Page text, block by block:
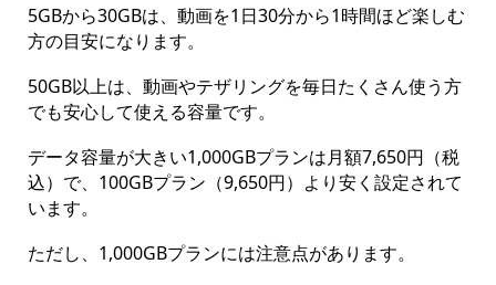
5GBから30GBは、動画を1日30分から1時間ほど楽しむ
方の目安になります。
50GB以上は、動画やテザリングを毎日たくさん使う方
でも安心して使える容量です。
データ容量が大きい1,000GBプランは月額7,650円（税
込）で、100GBプラン（9,650円）より安く設定されて
います。
ただし、1,000GBプランには注意点があります。